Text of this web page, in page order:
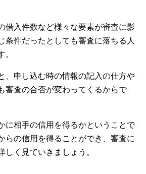
借入件数など様々な要素が審査に影
条件だったとしても審査に落ちる人
。
、申し込む時の情報の記入の仕方や
審査の合否が変わってくるからで
に相手の信用を得るかということで
らの信用を得ることができ、審査に
しく見ていきましょう。